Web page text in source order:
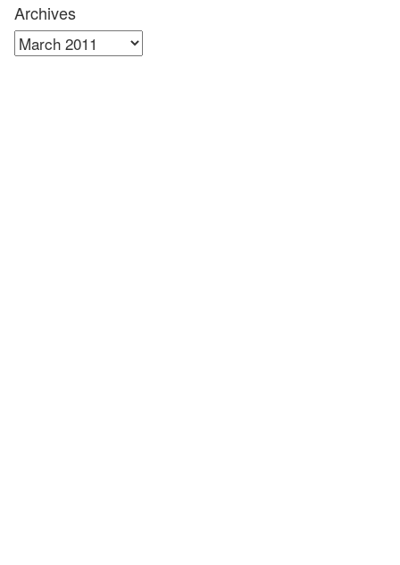
Archives
Archives